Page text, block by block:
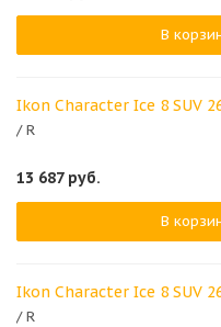
В
Ikon Character Ice 8 SUV
/ R
13 687руб.
В
Ikon Character Ice 8 SUV
/ R